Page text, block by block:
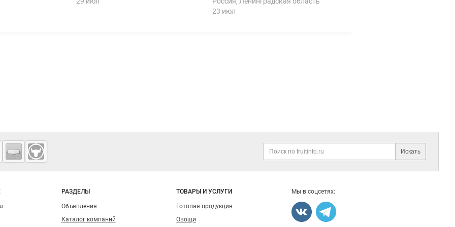
23 июл
Искать
РАЗДЕЛЫ
Объявления
Каталог компаний
ТОВАРЫ И УСЛУГИ
Готовая продукция
Овощи
Мы в соцсетях: